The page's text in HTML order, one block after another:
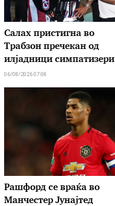
Салах пристигна во
Трабзон пречекан од
илјадници симпатизери
06/08/2026 07:08
Рашфорд се враќа во
Манчестер Јунајтед